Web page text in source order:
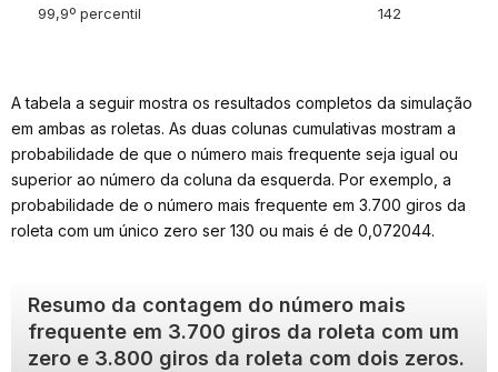
99,9º percentil 142
A tabela a seguir mostra os resultados completos da simulação
em ambas as roletas. As duas colunas cumulativas mostram a
probabilidade de que o número mais frequente seja igual ou
superior ao número da coluna da esquerda. Por exemplo, a
probabilidade de o número mais frequente em 3.700 giros da
roleta com um único zero ser 130 ou mais é de 0,072044.
Resumo da contagem do número mais
frequente em 3.700 giros da roleta com um
zero e 3.800 giros da roleta com dois zeros.